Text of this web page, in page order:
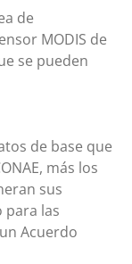
de
MODIS de
se pueden
de base que
más los
sus
para las
Acuerdo